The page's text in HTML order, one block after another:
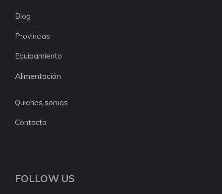
Blog
Provincias
Equipamiento
Alimentación
Quienes somos
Contacto
FOLLOW US